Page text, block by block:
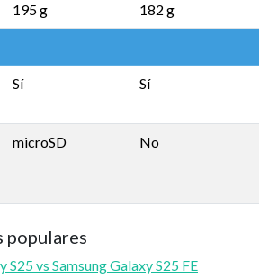
195 g 182 g
Sí Sí
microSD No
populares
S25 vs Samsung Galaxy S25 FE